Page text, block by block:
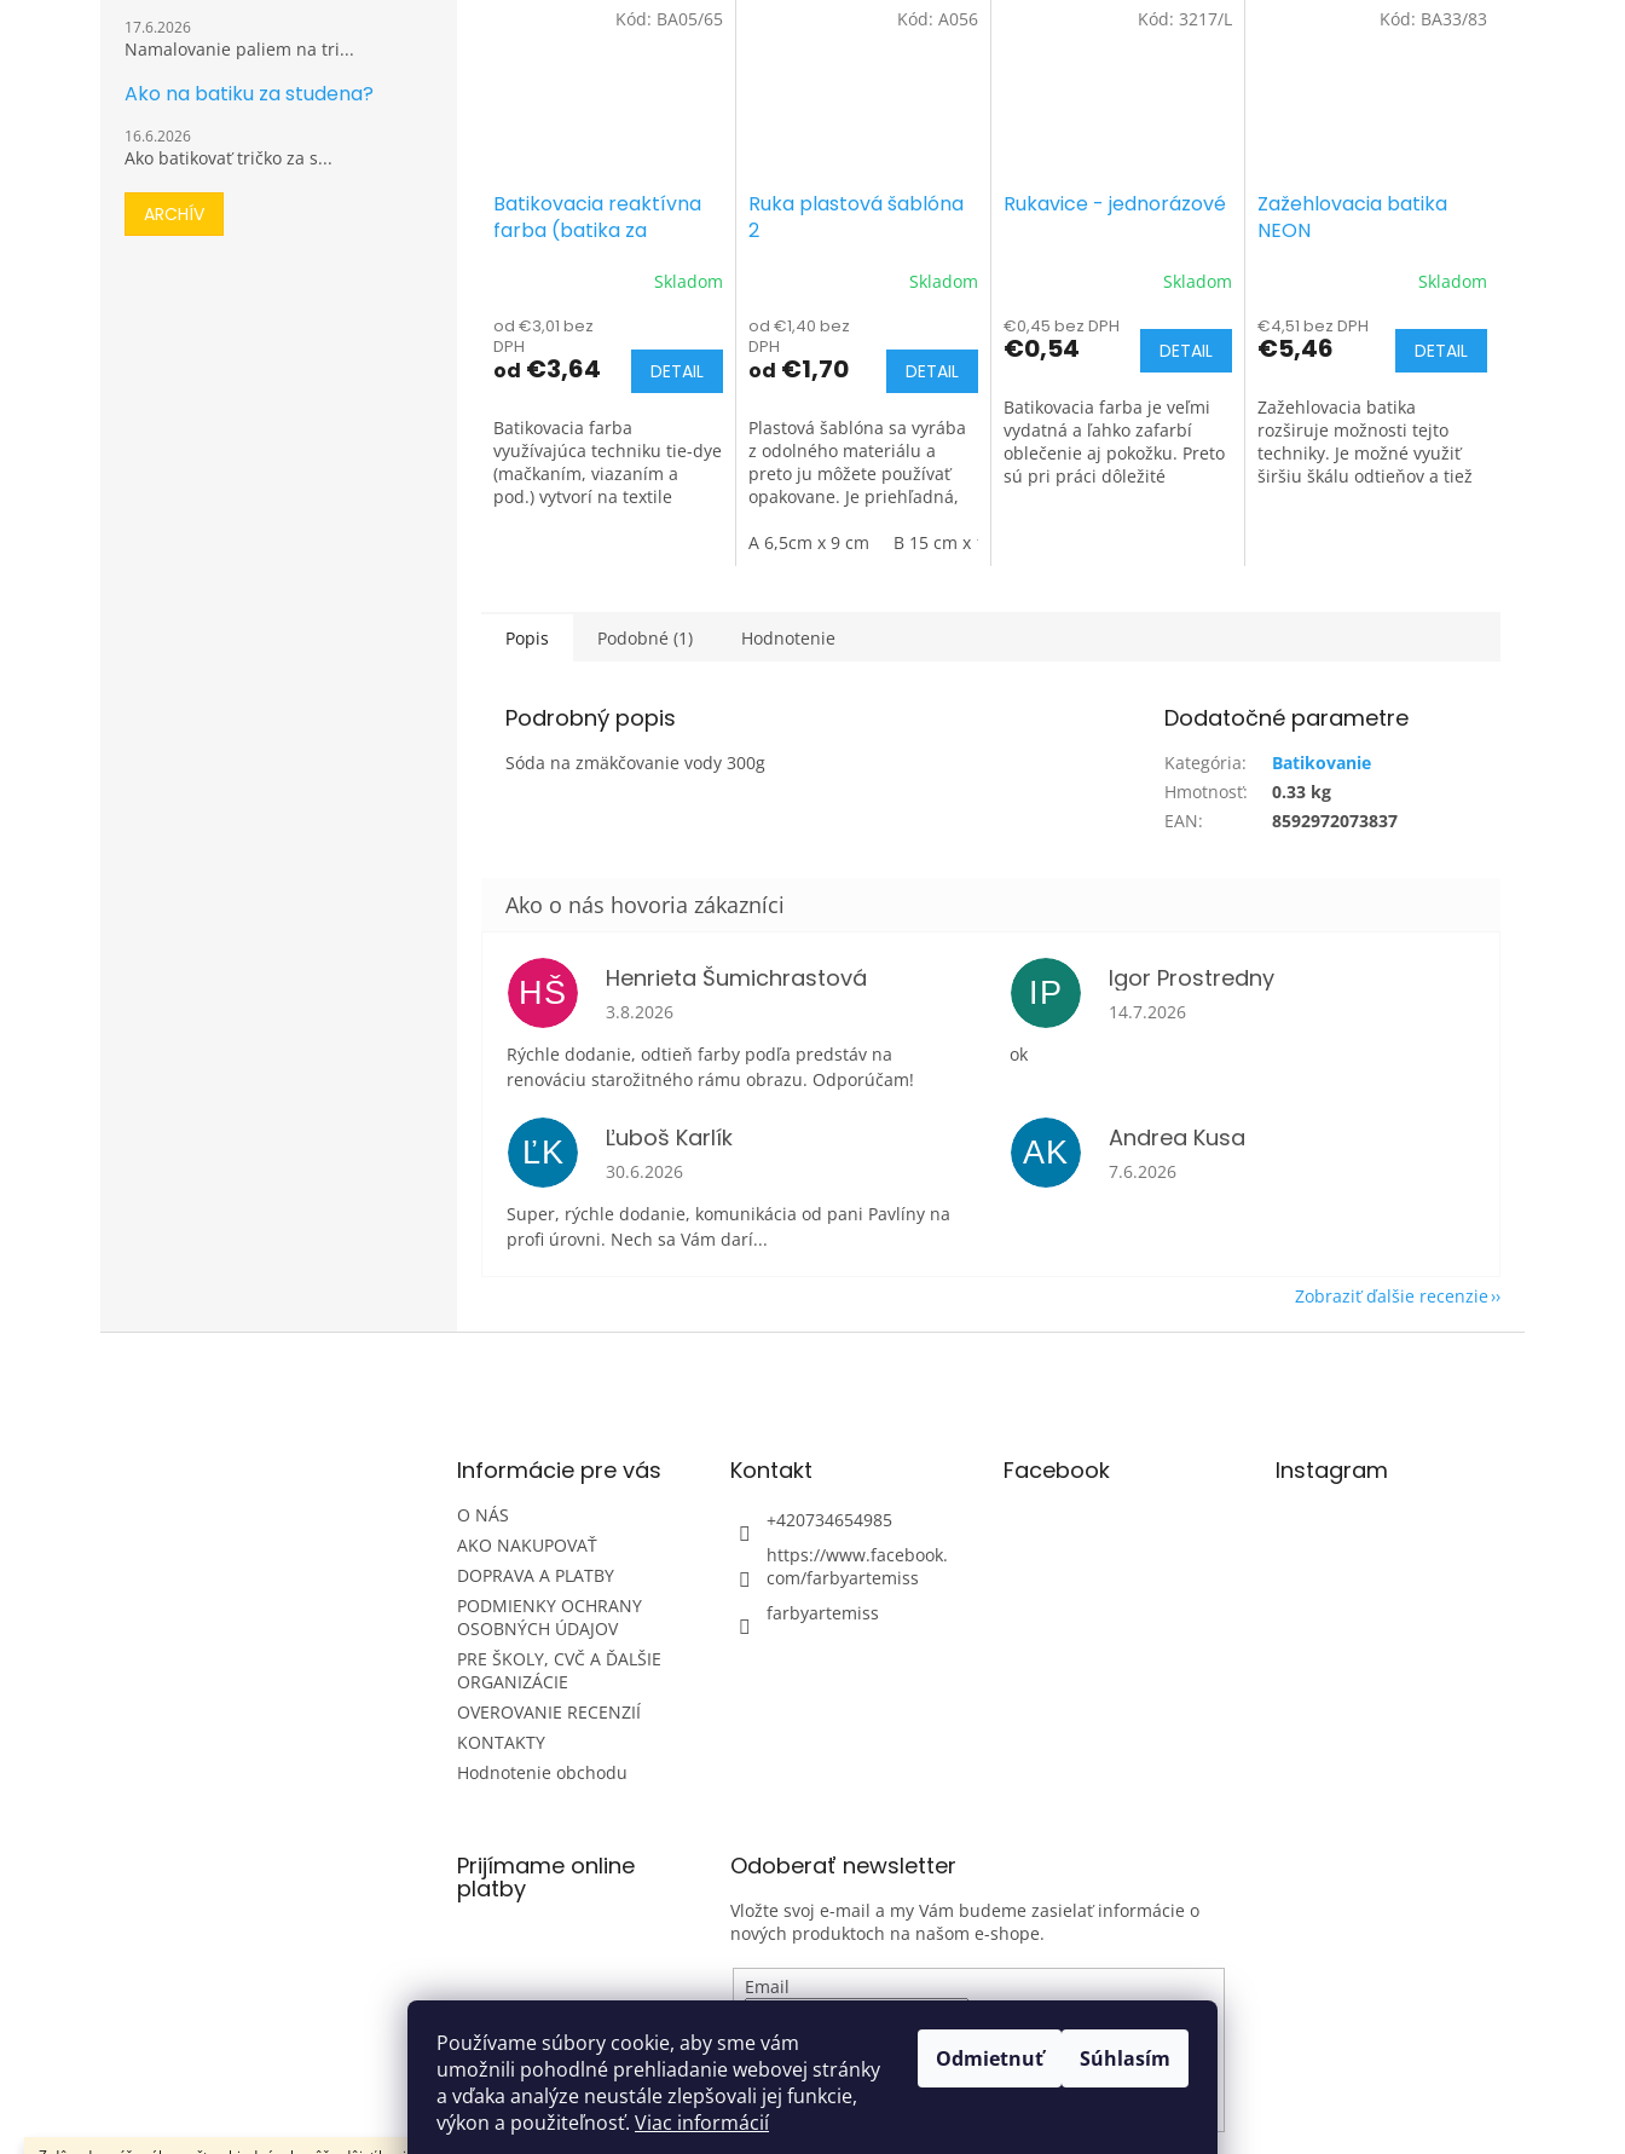
Používame súbory cookie, aby sme vám
umožnili pohodlné prehliadanie webovej stránky
a vďaka analýze neustále zlepšovali jej funkcie,
výkon a použiteľnosť. Viac informácií
Odmietnuť Súhlasím
17.6.2026
Namalovanie paliem na tri...
Ako na batiku za studena?
16.6.2026
Ako batikovať tričko za s...
ARCHÍV
Batikovacia reaktívna
farba (batika za
Skladom
od €3,01 bez
DPH
od €3,64 DETAIL
Batikovacia farba
využívajúca techniku tie-dye
(mačkaním, viazaním a
pod.) vytvorí na textile
Kód: BA05/65
Ruka plastová šablóna
2
Skladom
od €1,40 bez
DPH
od €1,70 DETAIL
Plastová šablóna sa vyrába
z odolného materiálu a
preto ju môžete používať
opakovane. Je priehľadná,
šablónu umiestňujete.
A 6,5cm x 9 cm B 15 cm x 15 cm
Kód: A056
Rukavice - jednorázové
Skladom
€0,45 bez DPH
€0,54 DETAIL
Batikovacia farba je veľmi
vydatná a ľahko zafarbí
oblečenie aj pokožku. Preto
sú pri práci dôležité
Kód:3217/L
Zažehlovacia batika
NEON
Skladom
€4,51 bez DPH
€5,46 DETAIL
Zažehlovacia batika
rozširuje možnosti tejto
techniky. Je možné využiť
širšiu škálu odtieňov a tiež
Kód: BA33/83
Popis Podobné (1) Hodnotenie
Podrobný popis
Sóda na zmäkčovanie vody 300g
Dodatočné parametre
Kategória:
Batikovanie
Hmotnosť:
0.33 kg
EAN: 8592972073837
HŠ Henrieta Šumichrastová
Hodnotenie obchodu je 5 z 5 hviezdičiek.
3.8.2026
Rýchle dodanie, odtieň farby podľa predstáv na
renováciu starožitného rámu obrazu. Odporúčam!
IP Igor Prostredny
Hodnotenie obchodu je 5 z 5 hviezdičiek.
14.7.2026
ok
ĽK Ľuboš Karlík
Hodnotenie obchodu je 5 z 5 hviezdičiek.
30.6.2026
Super, rýchle dodanie, komunikácia od pani Pavlíny na
profi úrovni. Nech sa Vám darí...
AK Andrea Kusa
Hodnotenie obchodu je 5 z 5 hviezdičiek.
7.6.2026
Zobraziť ďalšie recenzie
Informácie pre vás
O NÁS
AKO NAKUPOVAŤ
DOPRAVA A PLATBY
PODMIENKY OCHRANY
OSOBNÝCH ÚDAJOV
PRE ŠKOLY, CVČ A ĎALŠIE
ORGANIZÁCIE
OVEROVANIE RECENZIÍ
KONTAKTY
Hodnotenie obchodu
Kontakt
+420734654985
https://www.facebook.
com/farbyartemiss
farbyartemiss
Facebook Instagram
Prijímame online
platby
Odoberať newsletter
Vložte svoj e-mail a my Vám budeme zasielať informácie o
nových produktoch na našom e-shope.
Email
Vložením e-mailu súhlasíte s
podmienkami ochrany
osobných údajov
PRIHLÁSIŤ SA